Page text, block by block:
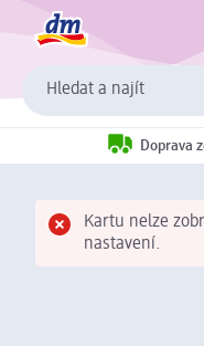
Hledat a najít
Doprava
Kartu nelze
nastavení.